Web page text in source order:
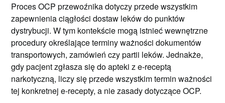
Proces OCP przewoźnika dotyczy przede wszystkim
zapewnienia ciągłości dostaw leków do punktów
dystrybucji. W tym kontekście mogą istnieć wewnętrzne
procedury określające terminy ważności dokumentów
transportowych, zamówień czy partii leków. Jednakże,
gdy pacjent zgłasza się do apteki z e-receptą
narkotyczną, liczy się przede wszystkim termin ważności
tej konkretnej e-recepty, a nie zasady dotyczące OCP.